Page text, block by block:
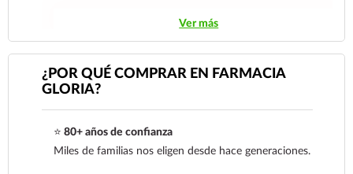
Los pedidos de otras localidades se envían mediante
.Sólo hacemos envíos en el territorio
nacional.
económica.En la tarifa nacional al día siguiente, los
pedidos deben realizarseantes de las 14:00 hrs.El
Ver más
¿POR QUÉ COMPRAR EN FARMACIA
GLORIA?
⭐ 80+ años de confianza
Miles de familias nos eligen desde hace generaciones.